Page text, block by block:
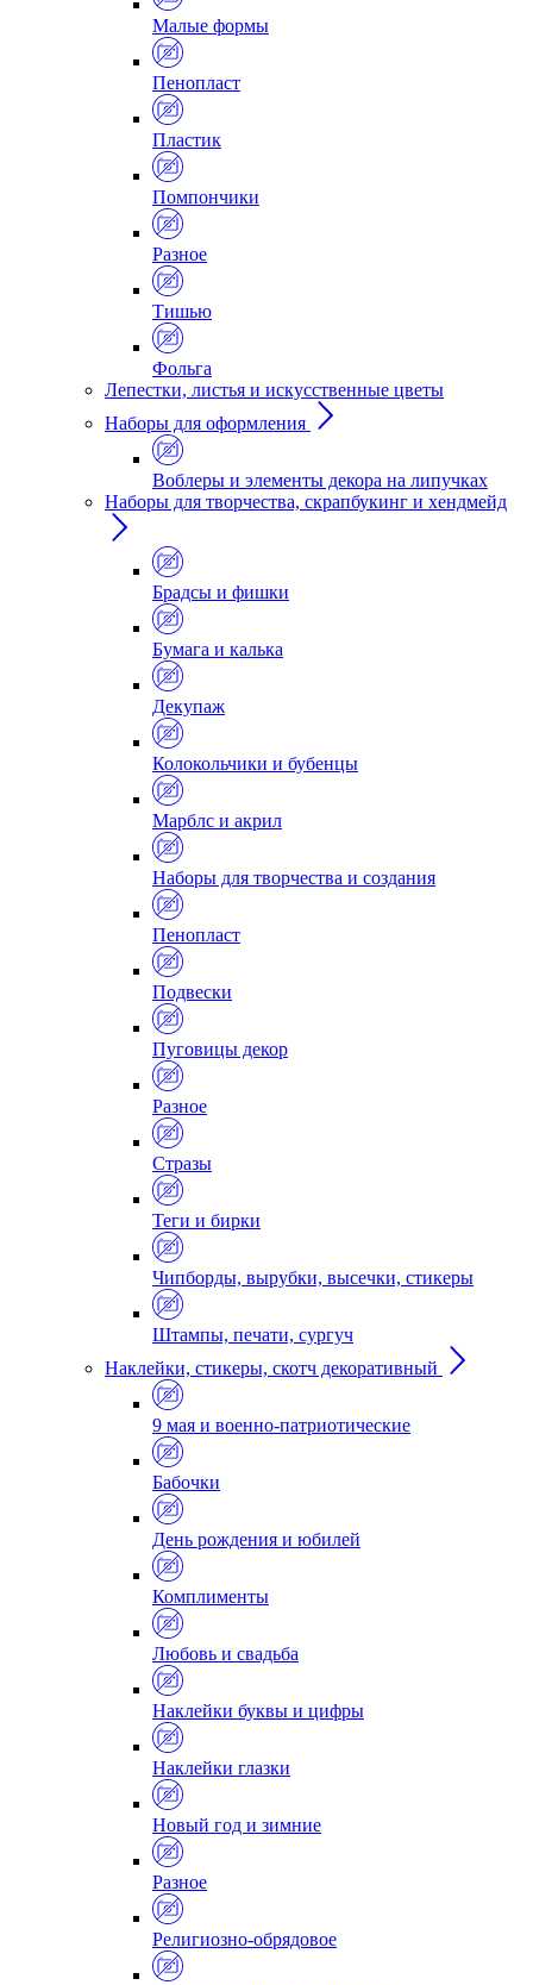
Малые формы
Пенопласт
Пластик
Помпончики
Разное
Тишью
Фольга
Лепестки, листья и искусственные цветы
Наборы для оформления
Воблеры и элементы декора на липучках
Наборы для творчества, скрапбукинг и хендмейд
Брадсы и фишки
Бумага и калька
Декупаж
Колокольчики и бубенцы
Марблс и акрил
Наборы для творчества и создания
Пенопласт
Подвески
Пуговицы декор
Разное
Стразы
Теги и бирки
Чипборды, вырубки, высечки, стикеры
Штампы, печати, сургуч
Наклейки, стикеры, скотч декоративный
9 мая и военно-патриотические
Бабочки
День рождения и юбилей
Комплименты
Любовь и свадьба
Наклейки буквы и цифры
Наклейки глазки
Новый год и зимние
Разное
Религиозно-обрядовое